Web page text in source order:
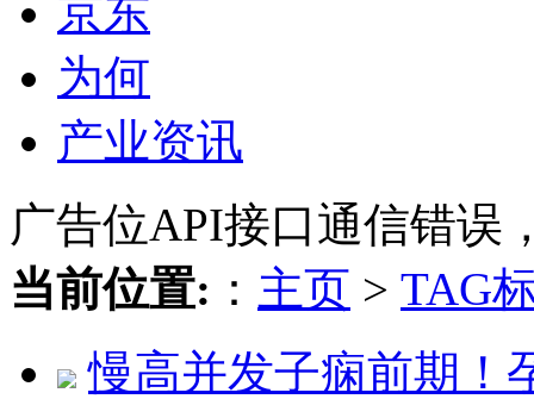
京东
为何
产业资讯
广告位API接口通信错误
当前位置: ： 主页 > TAG
慢高并发子痫前期！